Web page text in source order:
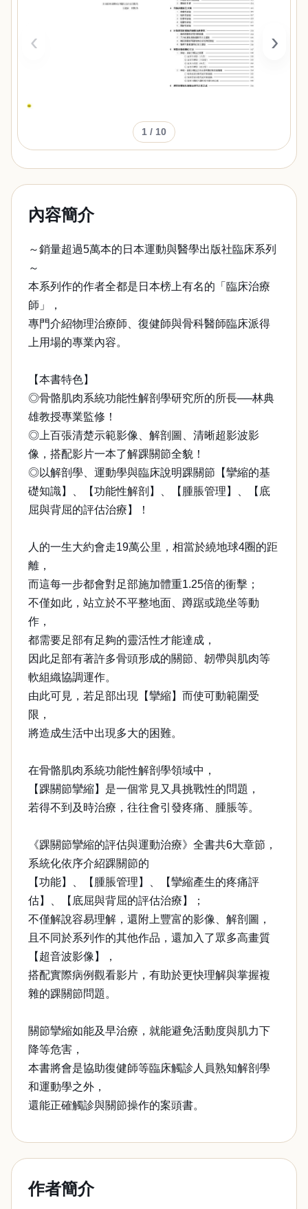
‹ ›
1 / 10
內容簡介
～銷量超過5萬本的日本運動與醫學出版社臨床系列
～
本系列作的作者全都是日本榜上有名的「臨床治療
師」，
專門介紹物理治療師、復健師與骨科醫師臨床派得
上用場的專業內容。
【本書特色】
◎骨骼肌肉系統功能性解剖學研究所的所長──林典
雄教授專業監修！
◎上百張清楚示範影像、解剖圖、清晰超影波影
像，搭配影片一本了解踝關節全貌！
◎以解剖學、運動學與臨床說明踝關節【攣縮的基
礎知識】、【功能性解剖】、【腫脹管理】、【底
屈與背屈的評估治療】！
人的一生大約會走19萬公里，相當於繞地球4圈的距
離，
而這每一步都會對足部施加體重1.25倍的衝擊；
不僅如此，站立於不平整地面、蹲踞或跪坐等動
作，
都需要足部有足夠的靈活性才能達成，
因此足部有著許多骨頭形成的關節、韌帶與肌肉等
軟組織協調運作。
由此可見，若足部出現【攣縮】而使可動範圍受
限，
將造成生活中出現多大的困難。
在骨骼肌肉系統功能性解剖學領域中，
【踝關節攣縮】是一個常見又具挑戰性的問題，
若得不到及時治療，往往會引發疼痛、腫脹等。
《踝關節攣縮的評估與運動治療》全書共6大章節，
系統化依序介紹踝關節的
【功能】、【腫脹管理】、【攣縮產生的疼痛評
估】、【底屈與背屈的評估治療】；
不僅解說容易理解，還附上豐富的影像、解剖圖，
且不同於系列作的其他作品，還加入了眾多高畫質
【超音波影像】，
搭配實際病例觀看影片，有助於更快理解與掌握複
雜的踝關節問題。
關節攣縮如能及早治療，就能避免活動度與肌力下
降等危害，
本書將會是協助復健師等臨床觸診人員熟知解剖學
和運動學之外，
還能正確觸診與關節操作的案頭書。
作者簡介